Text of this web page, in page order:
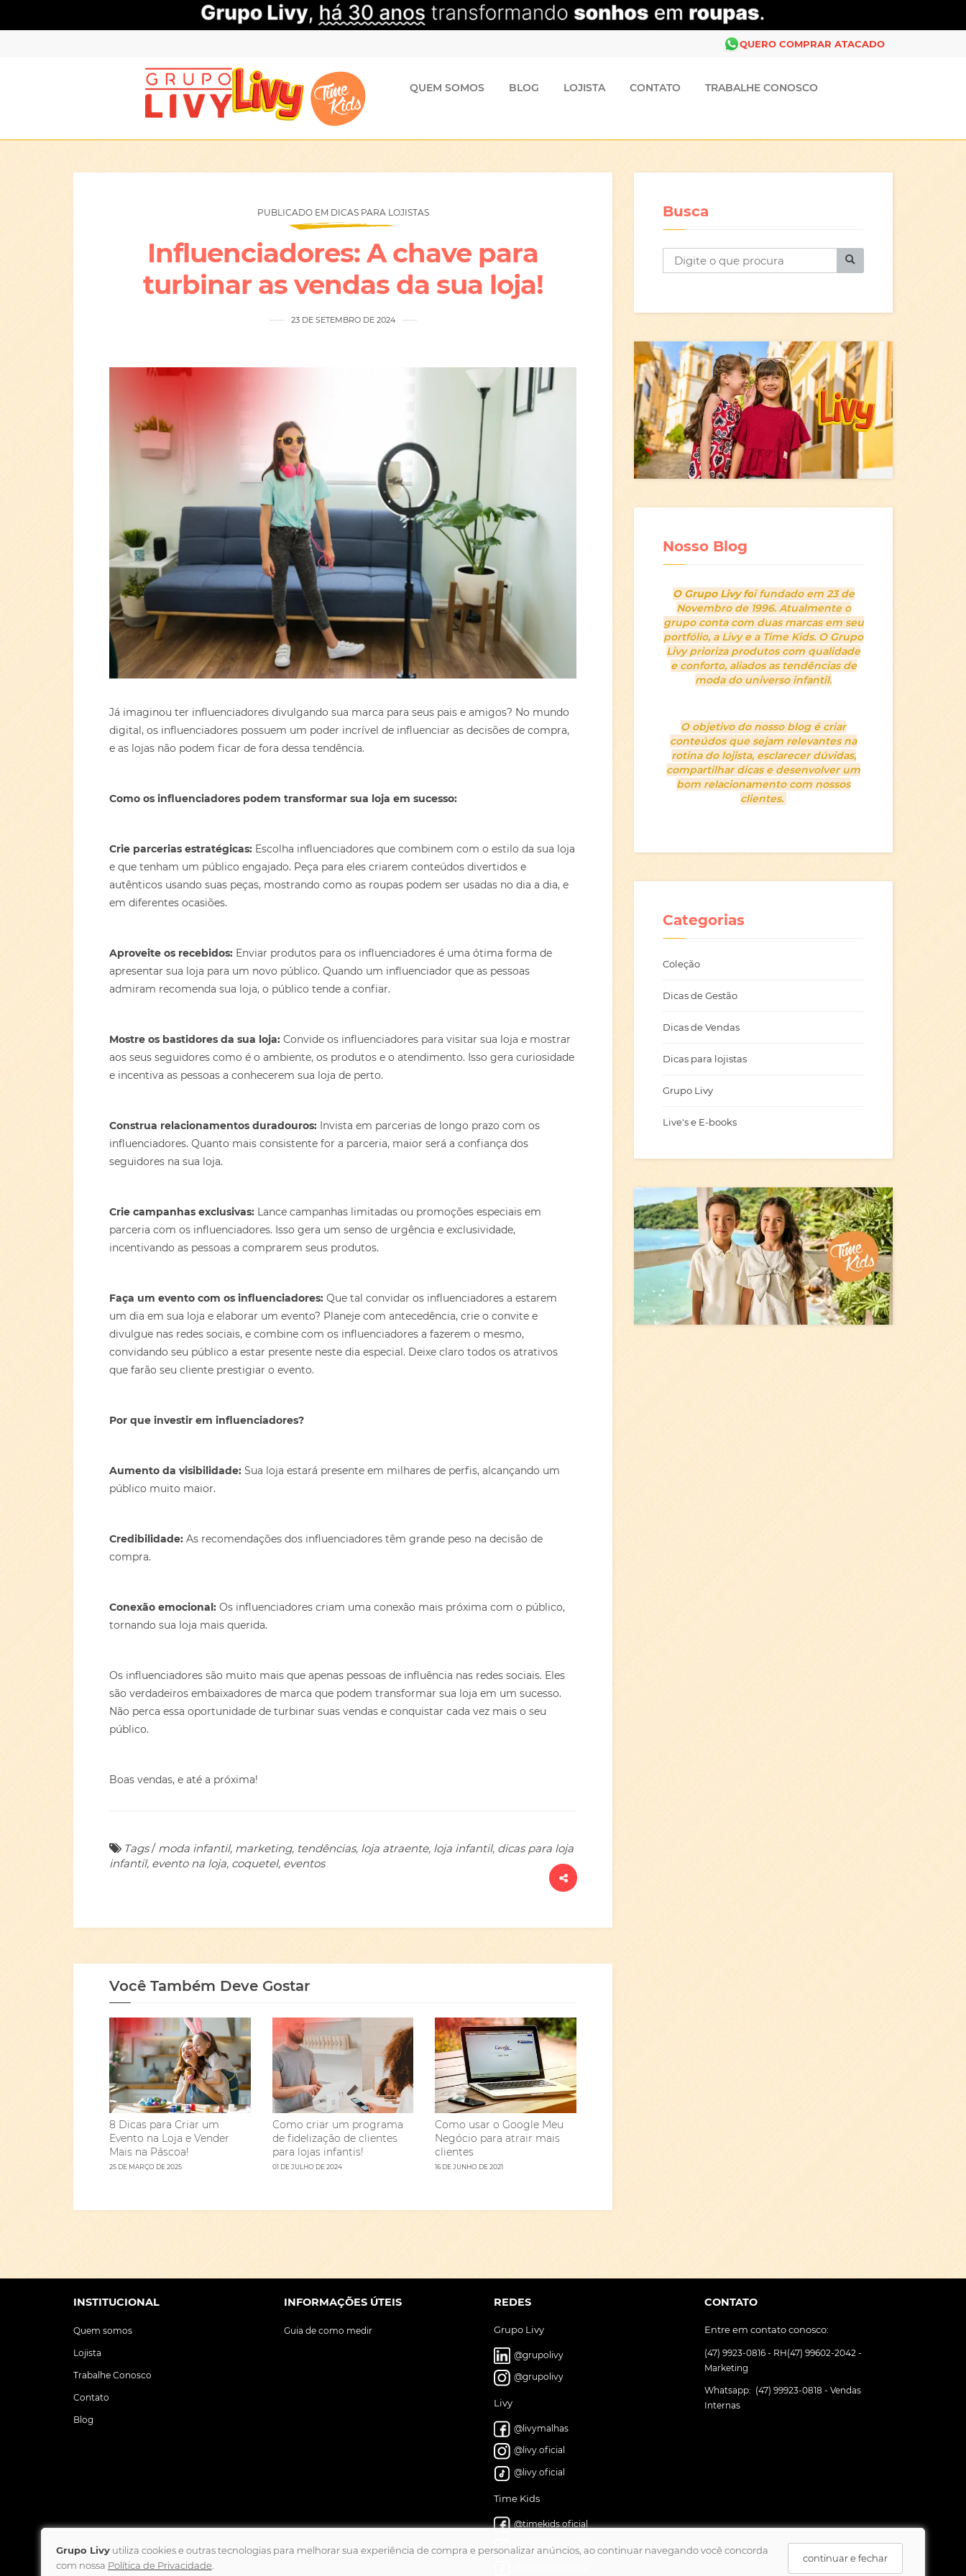
QUERO COMPRAR ATACADO
QUEM SOMOS BLOG LOJISTA CONTATO TRABALHE CONOSCO
Grupo Livy utiliza cookies e outras tecnologias para melhorar sua experiência de compra e personalizar anúncios, ao continuar navegando você concorda
com nossa Política de Privacidade
continuar e fechar
PUBLICADO EM DICAS PARA LOJISTAS
Influenciadores: A chave para
turbinar as vendas da sua loja!
23 DE SETEMBRO DE 2024
Já imaginou ter influenciadores divulgando sua marca para seus pais e amigos? No mundo
digital, os influenciadores possuem um poder incrível de influenciar as decisões de compra,
e as lojas não podem ficar de fora dessa tendência.
Como os influenciadores podem transformar sua loja em sucesso:
Crie parcerias estratégicas: Escolha influenciadores que combinem com o estilo da sua loja
e que tenham um público engajado. Peça para eles criarem conteúdos divertidos e
autênticos usando suas peças, mostrando como as roupas podem ser usadas no dia a dia, e
em diferentes ocasiões.
Aproveite os recebidos: Enviar produtos para os influenciadores é uma ótima forma de
apresentar sua loja para um novo público. Quando um influenciador que as pessoas
admiram recomenda sua loja, o público tende a confiar.
Mostre os bastidores da sua loja: Convide os influenciadores para visitar sua loja e mostrar
aos seus seguidores como é o ambiente, os produtos e o atendimento. Isso gera curiosidade
e incentiva as pessoas a conhecerem sua loja de perto.
Construa relacionamentos duradouros: Invista em parcerias de longo prazo com os
influenciadores. Quanto mais consistente for a parceria, maior será a confiança dos
seguidores na sua loja.
Crie campanhas exclusivas: Lance campanhas limitadas ou promoções especiais em
parceria com os influenciadores. Isso gera um senso de urgência e exclusividade,
incentivando as pessoas a comprarem seus produtos.
Faça um evento com os influenciadores: Que tal convidar os influenciadores a estarem
um dia em sua loja e elaborar um evento? Planeje com antecedência, crie o convite e
divulgue nas redes sociais, e combine com os influenciadores a fazerem o mesmo,
convidando seu público a estar presente neste dia especial. Deixe claro todos os atrativos
que farão seu cliente prestigiar o evento.
Por que investir em influenciadores?
Aumento da visibilidade: Sua loja estará presente em milhares de perfis, alcançando um
público muito maior.
Credibilidade: As recomendações dos influenciadores têm grande peso na decisão de
compra.
Conexão emocional: Os influenciadores criam uma conexão mais próxima com o público,
tornando sua loja mais querida.
Os influenciadores são muito mais que apenas pessoas de influência nas redes sociais. Eles
são verdadeiros embaixadores de marca que podem transformar sua loja em um sucesso.
Não perca essa oportunidade de turbinar suas vendas e conquistar cada vez mais o seu
público.
Boas vendas, e até a próxima!
Tags/ moda infantil, marketing, tendências, loja atraente, loja infantil, dicas para loja
infantil, evento na loja, coquetel, eventos
Você Também Deve Gostar
8 Dicas para Criar um
Evento na Loja e Vender
Mais na Páscoa!
25 DE MARÇO DE 2025
Como criar um programa
de fidelização de clientes
para lojas infantis!
01 DE JULHO DE 2024
Como usar o Google Meu
Negócio para atrair mais
clientes
16 DE JUNHO DE 2021
Busca
a
Nosso Blog
O Grupo Livy foi fundado em 23 de
Novembro de 1996. Atualmente o
grupo conta com duas marcas em seu
portfólio, a Livy e a Time Kids. O Grupo
Livy prioriza produtos com qualidade
e conforto, aliados as tendências de
moda do universo infantil.
O objetivo do nosso blog é criar
conteúdos que sejam relevantes na
rotina do lojista, esclarecer dúvidas,
compartilhar dicas e desenvolver um
bom relacionamento com nossos
clientes.
Categorias
Coleção
Dicas de Gestão
Dicas de Vendas
Dicas para lojistas
Grupo Livy
Live's e E-books
INSTITUCIONAL
Quem somos
Lojista
Trabalhe Conosco
Contato
Blog
INFORMAÇÕES ÚTEIS
Guia de como medir
REDES
Grupo Livy
@grupolivy
@grupolivy
Livy
@livymalhas
@livy.oficial
@livy.oficial
Time Kids
@timekids.oficial
@timekids.oficial
CONTATO
Entre em contato conosco:
(47) 9923-0816 - RH(47) 99602-2042 -
Marketing
Whatsapp: (47) 99923-0818 - Vendas
Internas